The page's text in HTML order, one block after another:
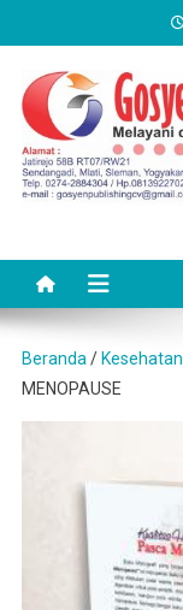
to
content
Beranda/ Kesehatan
MENOPAUSE